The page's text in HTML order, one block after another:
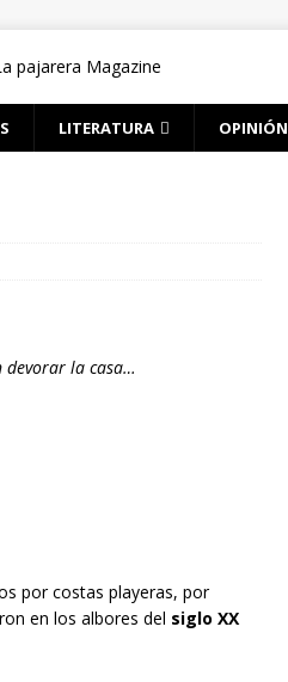
LITERATURA OPINIÓN
devorar la casa…
por costas playeras, por
en los albores del siglo XX